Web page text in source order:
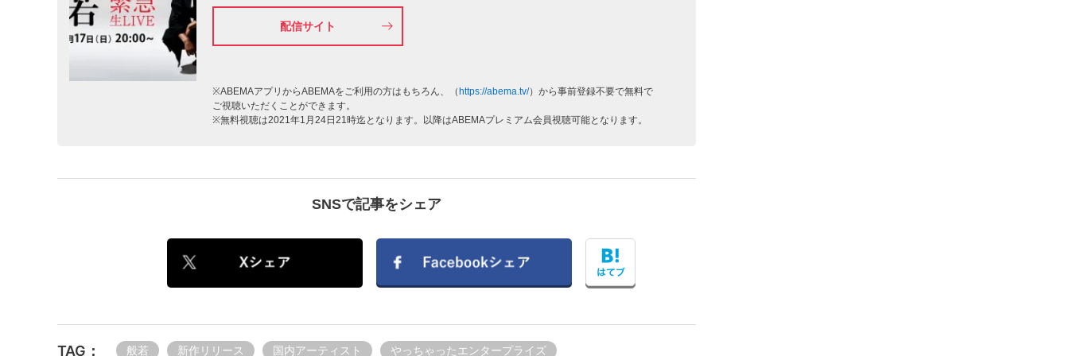
配信サイト
※ABEMAアプリからABEMAをご利用の方はもちろん、（ https://abema.tv/）から事前登録不要で無料で
ご視聴いただくことができます。
※無料視聴は2021年1月24日21時迄となります。以降はABEMAプレミアム会員視聴可能となります。
SNSで記事をシェア
TAG； 般若 新作リリース 国内アーティスト やっちゃったエンタープライズ